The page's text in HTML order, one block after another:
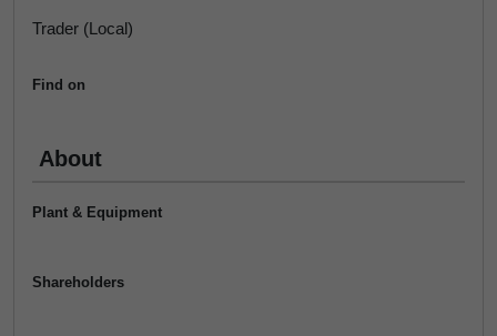
Trader (Local)
Find on
About
Plant & Equipment
Shareholders